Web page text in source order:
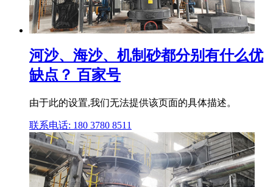
河沙、海沙、机制砂都分别有什么优
缺点？ 百家号
由于此的设置,我们无法提供该页面的具体描述。
联系电话: 180 3780 8511